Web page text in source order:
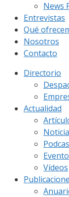
News
Entrevistas
Qué
Nosotros
Contacto
Directorio
Actualidad
Vídeos